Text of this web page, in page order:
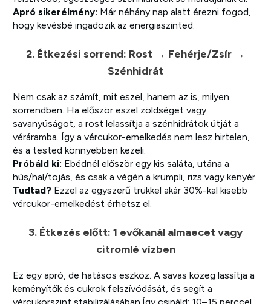
Apró sikerélmény: Már néhány nap alatt érezni fogod,
hogy kevésbé ingadozik az energiaszinted.
2. Étkezési sorrend: Rost → Fehérje/Zsír →
Szénhidrát
Nem csak az számít, mit eszel, hanem az is, milyen
sorrendben. Ha először eszel zöldséget vagy
savanyúságot, a rost lelassítja a szénhidrátok útját a
véráramba. Így a vércukor-emelkedés nem lesz hirtelen,
és a tested könnyebben kezeli.
Próbáld ki: Ebédnél először egy kis saláta, utána a
hús/hal/tojás, és csak a végén a krumpli, rizs vagy kenyér.
Tudtad? Ezzel az egyszerű trükkel akár 30%-kal kisebb
vércukor-emelkedést érhetsz el.
3. Étkezés előtt: 1 evőkanál almaecet vagy
citromlé vízben
Ez egy apró, de hatásos eszköz. A savas közeg lassítja a
keményítők és cukrok felszívódását, és segít a
vércukorszint stabilizálásában.Így csináld: 10–15 perccel